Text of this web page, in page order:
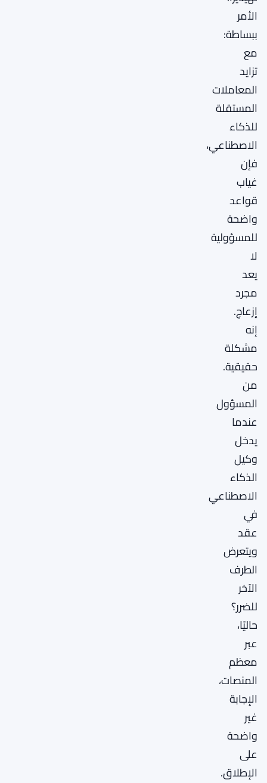
الأمر
ببساطة:
مع
تزايد
المعاملات
المستقلة
للذكاء
الاصطناعي،
فإن
غياب
قواعد
واضحة
للمسؤولية
لا
يعد
مجرد
إزعاج.
إنه
مشكلة
حقيقية.
من
المسؤول
عندما
يدخل
وكيل
الذكاء
الاصطناعي
في
عقد
ويتعرض
الطرف
الآخر
للضرر؟
حاليًا،
عبر
معظم
المنصات،
الإجابة
غير
واضحة
على
الإطلاق.